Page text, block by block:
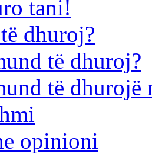
tani!
dhuroj?
të dhuroj?
të dhurojë
opinioni